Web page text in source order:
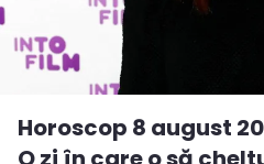
Horoscop 8 august